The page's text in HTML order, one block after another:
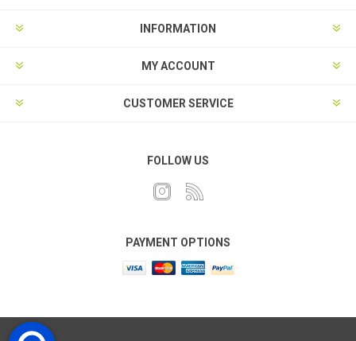
INFORMATION
MY ACCOUNT
CUSTOMER SERVICE
FOLLOW US
PAYMENT OPTIONS